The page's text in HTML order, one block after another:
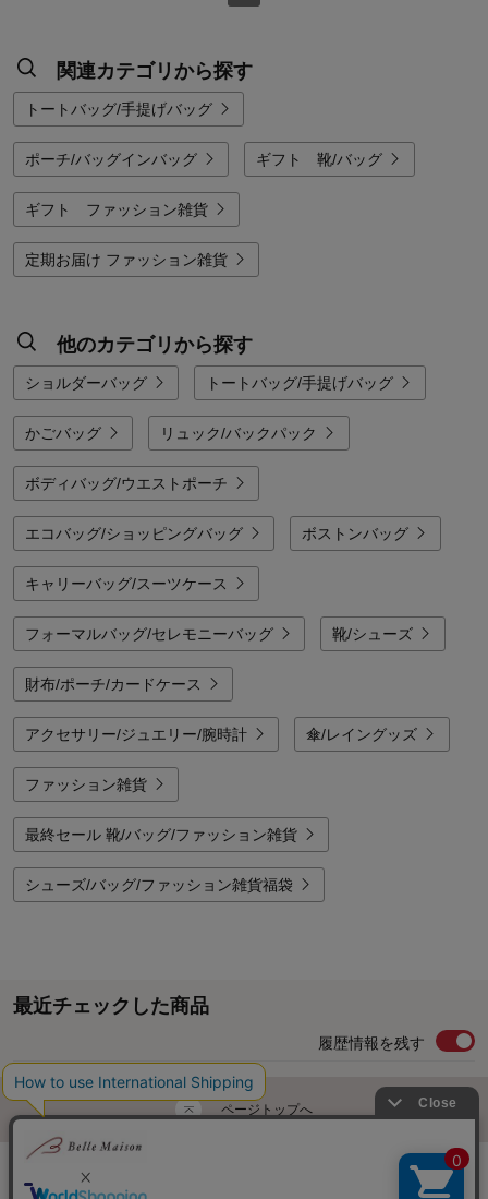
関連カテゴリから探す
トートバッグ/手提げバッグ
ポーチ/バッグインバッグ ギフト 靴/バッグ
ギフト ファッション雑貨
定期お届け ファッション雑貨
他のカテゴリから探す
ショルダーバッグ トートバッグ/手提げバッグ
かごバッグ リュック/バックパック
ボディバッグ/ウエストポーチ
エコバッグ/ショッピングバッグ ボストンバッグ
キャリーバッグ/スーツケース
フォーマルバッグ/セレモニーバッグ 靴/シューズ
財布/ポーチ/カードケース
アクセサリー/ジュエリー/腕時計 傘/レイングッズ
ファッション雑貨
最終セール 靴/バッグ/ファッション雑貨
シューズ/バッグ/ファッション雑貨福袋
最近チェックした商品
履歴情報を残す
ページトップへ
ご利用ガイド・お知らせ